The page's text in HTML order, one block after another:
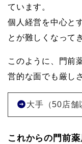
ています。
個人経営を中心と
とが難しくなって
このように、門前
営的な面でも厳し
大手（50店舗
これからの門前薬